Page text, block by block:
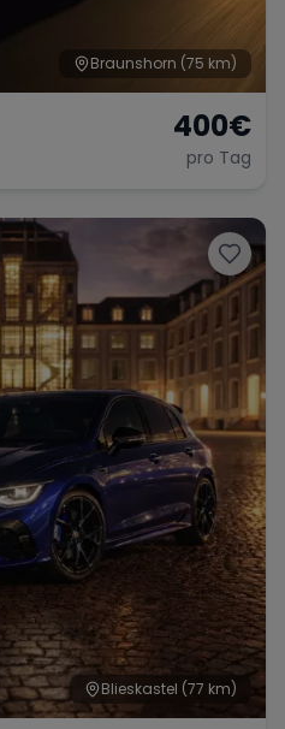
Braunshorn (75 km)
400€
pro Tag
Blieskastel (77 km)